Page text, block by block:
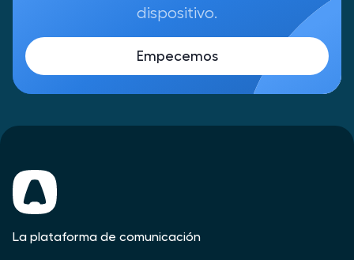
dispositivo.
Empecemos
La plataforma de comunicación